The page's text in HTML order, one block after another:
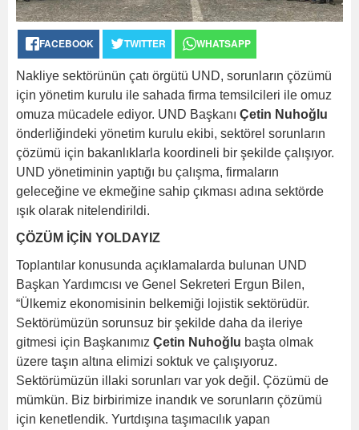
FACEBOOK TWITTER WHATSAPP
Nakliye sektörünün çatı örgütü UND, sorunların çözümü
için yönetim kurulu ile sahada firma temsilcileri ile omuz
omuza mücadele ediyor. UND Başkanı Çetin Nuhoğlu
önderliğindeki yönetim kurulu ekibi, sektörel sorunların
çözümü için bakanlıklarla koordineli bir şekilde çalışıyor.
UND yönetiminin yaptığı bu çalışma, firmaların
geleceğine ve ekmeğine sahip çıkması adına sektörde
ışık olarak nitelendirildi.
ÇÖZÜM İÇİN YOLDAYIZ
Toplantılar konusunda açıklamalarda bulunan UND
Başkan Yardımcısı ve Genel Sekreteri Ergun Bilen,
“Ülkemiz ekonomisinin belkemiği lojistik sektörüdür.
Sektörümüzün sorunsuz bir şekilde daha da ileriye
gitmesi için Başkanımız Çetin Nuhoğlu başta olmak
üzere taşın altına elimizi soktuk ve çalışıyoruz.
Sektörümüzün illaki sorunları var yok değil. Çözümü de
mümkün. Biz birbirimize inandık ve sorunların çözümü
için kenetlendik. Yurtdışına taşımacılık yapan